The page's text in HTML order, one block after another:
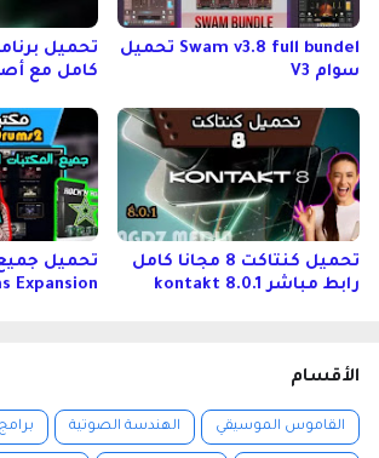
Swam v3.8 full bundel تحميل
سوام V3
كامل مع
تحميل كنتاكت 8 مجانا كامل
رابط مباشر kontakt 8.0.1
تحميل
Expansion
الأقسام
القاموس الموسيقي الهندسة الصوتية برامج